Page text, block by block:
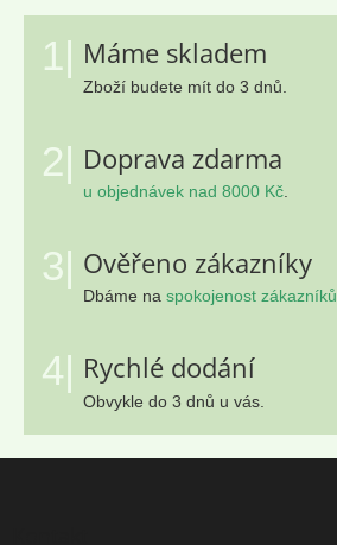
1| Máme skladem
Zboží budete mít do 3 dnů.
2| Doprava zdarma
u objednávek nad 8000 Kč.
3| Ověřeno zákazníky
Dbáme na spokojenost zákazníků
4| Rychlé dodání
Obvykle do 3 dnů u vás.
Z